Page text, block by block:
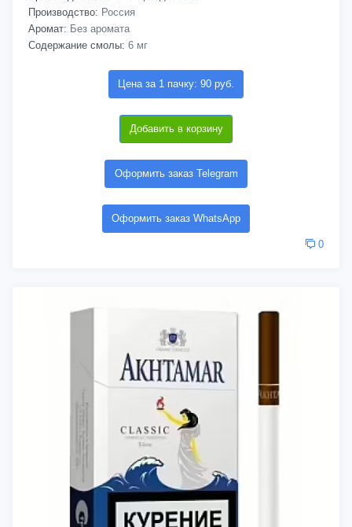
Производство: Россия
Аромат: Без аромата
Содержание смолы: 6 мг
Цена за 1 пачку: 90 руб.
Добавить в корзину
Оформить заказ Telegram
Оформить заказ WhatsApp
0